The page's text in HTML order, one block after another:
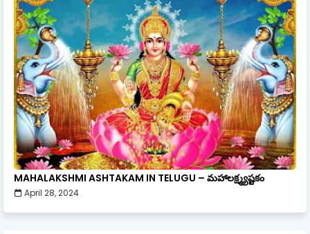
MAHALAKSHMI ASHTAKAM IN TELUGU – మహాలక్ష్మ్యష్టకం
April 28, 2024